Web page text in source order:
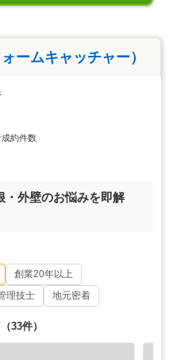
ームキャッチャー）
約件数
・外壁のお悩みを即解
創業20年以上
理技士 地元密着
（33件）